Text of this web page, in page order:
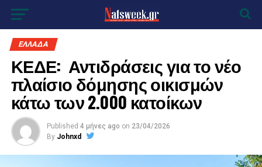
ΕΛΛΑΔΑ
ΚΕΔΕ: Αντιδράσεις για το νέο
πλαίσιο δόμησης οικισμών
κάτω των 2.000 κατοίκων
Published 4 μήνες ago on 23/04/2026
By Johnxd